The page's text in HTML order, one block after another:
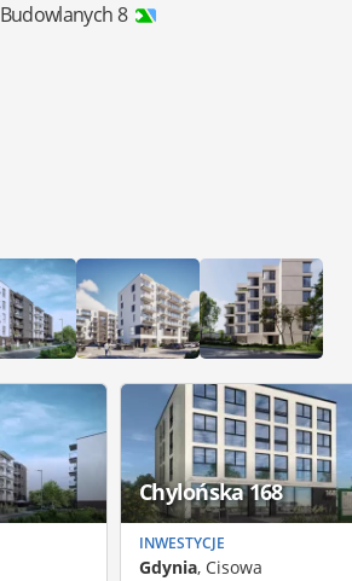
Budowlanych 8
Chylońska 168
INWESTYCJE
Gdynia, Cisowa